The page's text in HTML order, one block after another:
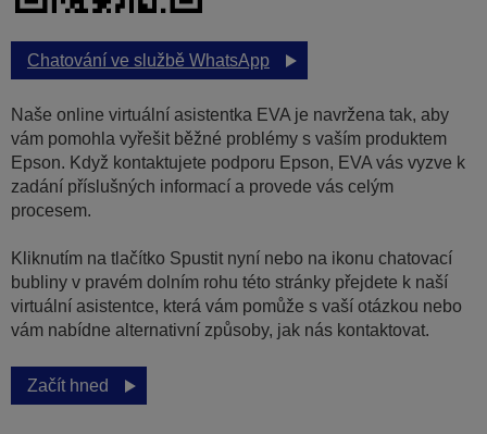
Chatování ve službě WhatsApp
Naše online virtuální asistentka EVA je navržena tak, aby
vám pomohla vyřešit běžné problémy s vaším produktem
Epson. Když kontaktujete podporu Epson, EVA vás vyzve k
zadání příslušných informací a provede vás celým
procesem.
Kliknutím na tlačítko Spustit nyní nebo na ikonu chatovací
bubliny v pravém dolním rohu této stránky přejdete k naší
virtuální asistentce, která vám pomůže s vaší otázkou nebo
vám nabídne alternativní způsoby, jak nás kontaktovat.
Začít hned